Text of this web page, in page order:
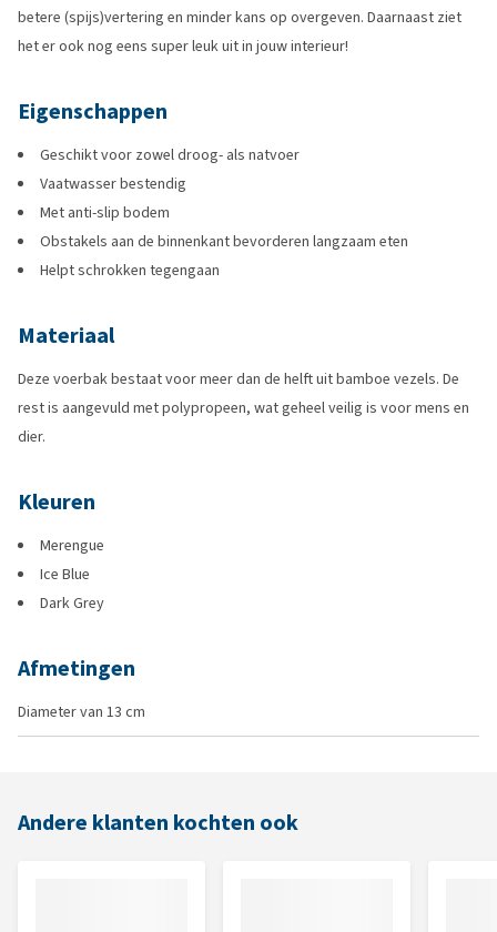
betere (spijs)vertering en minder kans op overgeven. Daarnaast ziet
het er ook nog eens super leuk uit in jouw interieur!
Eigenschappen
Geschikt voor zowel droog- als natvoer
Vaatwasser bestendig
Met anti-slip bodem
Obstakels aan de binnenkant bevorderen langzaam eten
Helpt schrokken tegengaan
Materiaal
Deze voerbak bestaat voor meer dan de helft uit bamboe vezels. De
rest is aangevuld met polypropeen, wat geheel veilig is voor mens en
dier.
Kleuren
Merengue
Ice Blue
Dark Grey
Afmetingen
Diameter van 13 cm
Andere klanten kochten ook